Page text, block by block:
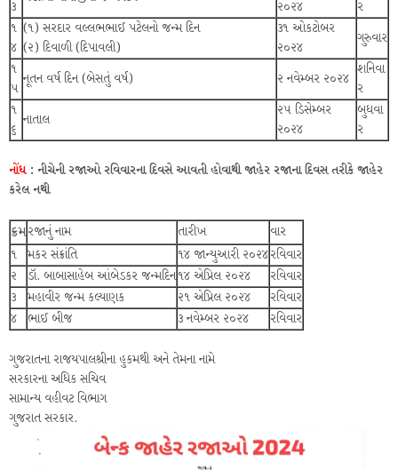
૩ ૨૦૨૪
ર
૧
૪
(૧) સરદાર વલ્લભભાઈ પટેલનો જન્મ દિન
(૨) દિવાળી (દિપાવલી)
૩૧ ઓકટોબર
૨૦૨૪
ગુરુવાર
૧
૫
નૂતન વર્ષ દિન (બેસતું વર્ષ) ૨ નવેમ્બર ૨૦૨૪
શનિવા
ર
૧
૬
નાતાલ
૨૫ ડિસેમ્બર
૨૦૨૪
બુધવા
ર
નોંધ: નીચેની રજાઓ રવિવારના દિવસે આવતી હોવાથી જાહેર રજાના દિવસ તરીકે જાહેર
કરેલ નથી
ક્રમરજાનું નામ તારીખ
વાર
૧ મકર સંક્રાંતિ ૧૪ જાન્યુઆરી ૨૦૨૪રવિવાર
૨
ડૉ. બાબાસાહેબ આંબેડકર જન્મદિન૧૪ એપ્રિલ ૨૦૨૪
રવિવાર
૩
મહાવીર જન્મ કલ્યાણક ૨૧ એપ્રિલ ૨૦૨૪
રવિવાર
૪
ભાઈ બીજ ૩ નવેમ્બર ૨૦૨૪ રવિવાર
ગુજરાતના રાજયપાલશ્રીના હુકમથી અને તેમના નામે
સરકારના અધિક સચિવ
સામાન્ય વહીવટ વિભાગ
ગુજરાત સરકાર.